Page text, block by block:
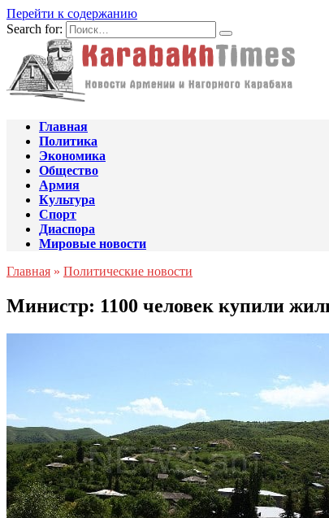
Перейти к содержанию
Search for:
Главная
Политика
Экономика
Общество
Армия
Культура
Спорт
Диаспора
Мировые новости
Главная » Политические новости
Министр: 1100 человек купили